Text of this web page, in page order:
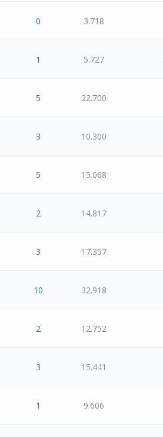
0 3.718
1 5.727
5 22.700
3 10.300
5 15.068
2 14.817
3 17.357
10 32.918
2 12.752
3 15.441
1 9.606